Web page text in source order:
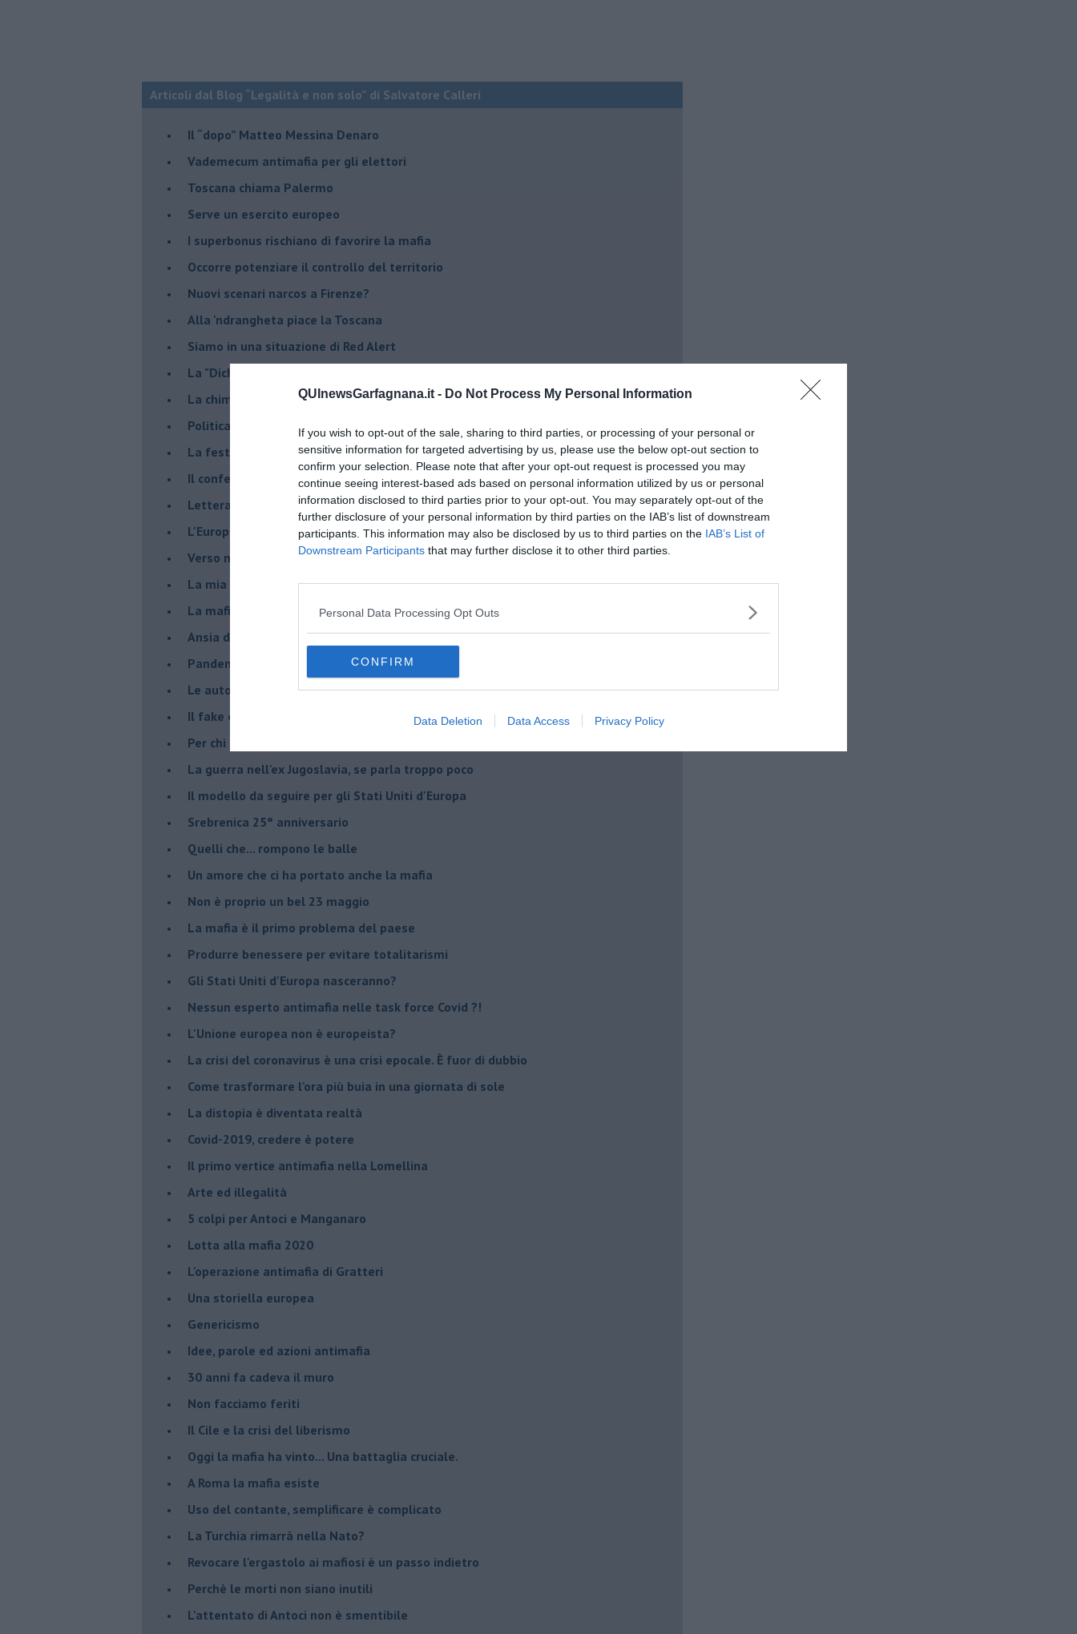
QUInewsGarfagnana.it - Do Not Process My Personal Information
If you wish to opt-out of the sale, sharing to third parties, or processing of your personal or
sensitive information for targeted advertising by us, please use the below opt-out section to
confirm your selection. Please note that after your opt-out request is processed you may
continue seeing interest-based ads based on personal information utilized by us or personal
information disclosed to third parties prior to your opt-out. You may separately opt-out of the
further disclosure of your personal information by third parties on the IAB’s list of downstream
participants. This information may also be disclosed by us to third parties on the IAB’s List of
Downstream Participants that may further disclose it to other third parties.
Personal Data Processing Opt Outs
CONFIRM
Data Deletion Data Access Privacy Policy
Articoli dal Blog “Legalità e non solo” di Salvatore Calleri
Il “dopo” Matteo Messina Denaro
Vademecum antimafia per gli elettori
Toscana chiama Palermo
Serve un esercito europeo
I superbonus rischiano di favorire la mafia
Occorre potenziare il controllo del territorio
​Nuovi scenari narcos a Firenze?
Alla 'ndrangheta piace la Toscana
Siamo in una situazione di Red Alert
La "Dichiarazione di Vallombrosa"
La chimera dell'esercito europeo
Politicamente scorrevole
La festa dell'Europa
Il confederalismo è un nodo che viene al pettine
Lettera al Presidente Draghi
L'Europa non regge il confronto con USA, Russia e Cina
Verso nuovi modelli economici postpandemia
​La mia generazione... Quella dell'alluvione 1966
​La mafia sanitaria ai tempi del covid
Ansia da Covid
Pandemia e modello neoliberista
Le auto diesel non son da demonizzare
​Il fake e la mafia
Per chi combatte la mafia è l'ora più buia
La guerra nell'ex Jugoslavia, se parla troppo poco
Il modello da seguire per gli Stati Uniti d'Europa
Srebrenica 25° anniversario
Quelli che... rompono le balle
Un amore che ci ha portato anche la mafia
Non è proprio un bel 23 maggio
La mafia è il primo problema del paese
Produrre benessere per evitare totalitarismi
Gli Stati Uniti d'Europa nasceranno?
Nessun esperto antimafia nelle task force Covid ?!
L'Unione europea non è europeista?
La crisi del coronavirus è una crisi epocale. È fuor di dubbio
Come trasformare l'ora più buia in una giornata di sole
​La distopia è diventata realtà
Covid-2019, credere è potere
Il primo vertice antimafia nella Lomellina
Arte ed illegalità
​5 colpi per Antoci e Manganaro
Lotta alla mafia 2020
L'operazione antimafia di Gratteri
Una storiella europea
Genericismo
Idee, parole ed azioni antimafia
30 anni fa cadeva il muro
Non facciamo feriti
Il Cile e la crisi del liberismo
Oggi la mafia ha vinto... Una battaglia cruciale.
A Roma la mafia esiste
Uso del contante, semplificare è complicato
La Turchia rimarrà nella Nato?
Revocare l'ergastolo ai mafiosi è un passo indietro
Perchè le morti non siano inutili
L'attentato di Antoci non è smentibile